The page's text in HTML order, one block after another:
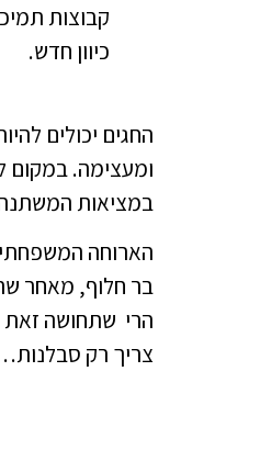
קבוצות
כיוון חדש.
החגים יכולים
ומעצימה. במקום
במציאות
הארוחה
בר חלוף, מאחר
הרי שתחושה זאת
צריך רק